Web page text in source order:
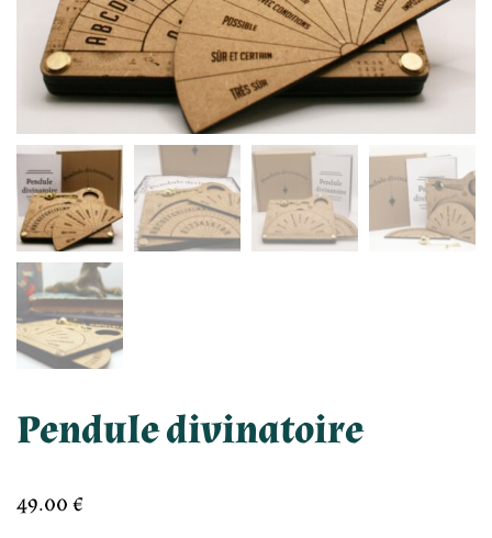
Pendule divinatoire
49.00€